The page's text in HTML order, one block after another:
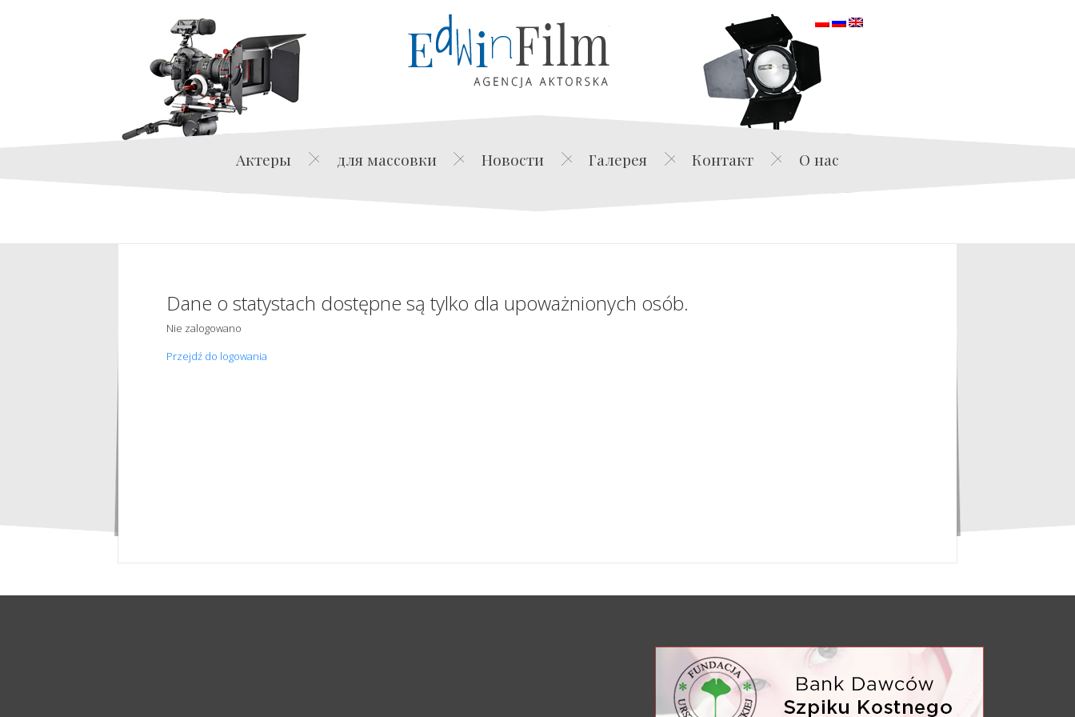
Edwin Film Agencja Aktorska
Актеры для массовки Новости Галерея Контакт О нас
Dane o statystach dostępne są tylko dla upoważnionych osób.
Nie zalogowano
Przejdź do logowania